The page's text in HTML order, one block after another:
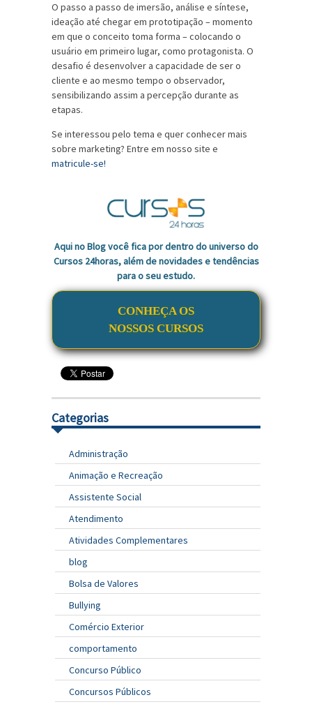
O passo a passo de imersão, análise e síntese,
ideação até chegar em prototipação – momento
em que o conceito toma forma – colocando o
usuário em primeiro lugar, como protagonista. O
desafio é desenvolver a capacidade de ser o
cliente e ao mesmo tempo o observador,
sensibilizando assim a percepção durante as
etapas.
Se interessou pelo tema e quer conhecer mais
sobre marketing? Entre em nosso site e
matricule-se!
Aqui no Blog você fica por dentro do universo do
Cursos 24horas, além de novidades e tendências
para o seu estudo.
CONHEÇA OS
NOSSOS CURSOS
Categorias
Administração
Animação e Recreação
Assistente Social
Atendimento
Atividades Complementares
blog
Bolsa de Valores
Bullying
Comércio Exterior
comportamento
Concurso Público
Concursos Públicos